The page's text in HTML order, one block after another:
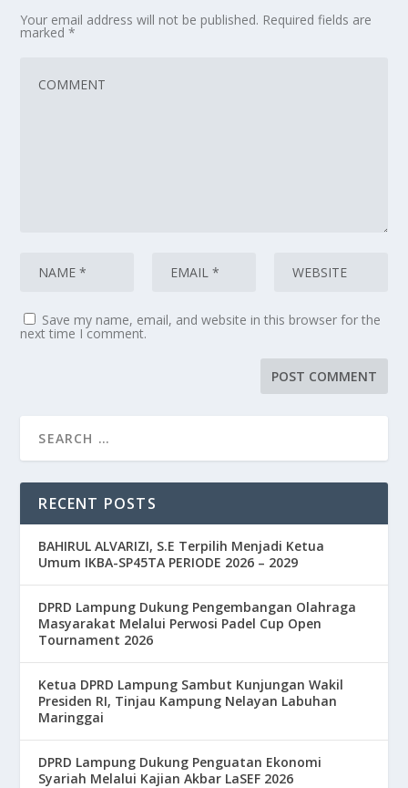
Your email address will not be published. Required fields are
marked*
Save my name, email, and website in this browser for the
next time I comment.
RECENT POSTS
BAHIRUL ALVARIZI, S.E Terpilih Menjadi Ketua
Umum IKBA-SP45TA PERIODE 2026 – 2029
DPRD Lampung Dukung Pengembangan Olahraga
Masyarakat Melalui Perwosi Padel Cup Open
Tournament 2026
Ketua DPRD Lampung Sambut Kunjungan Wakil
Presiden RI, Tinjau Kampung Nelayan Labuhan
Maringgai
DPRD Lampung Dukung Penguatan Ekonomi
Syariah Melalui Kajian Akbar LaSEF 2026